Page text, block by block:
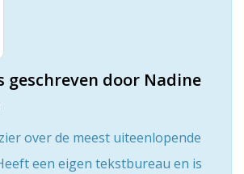
geschreven door Nadine
over de meest uiteenlopende
een eigen tekstbureau en is